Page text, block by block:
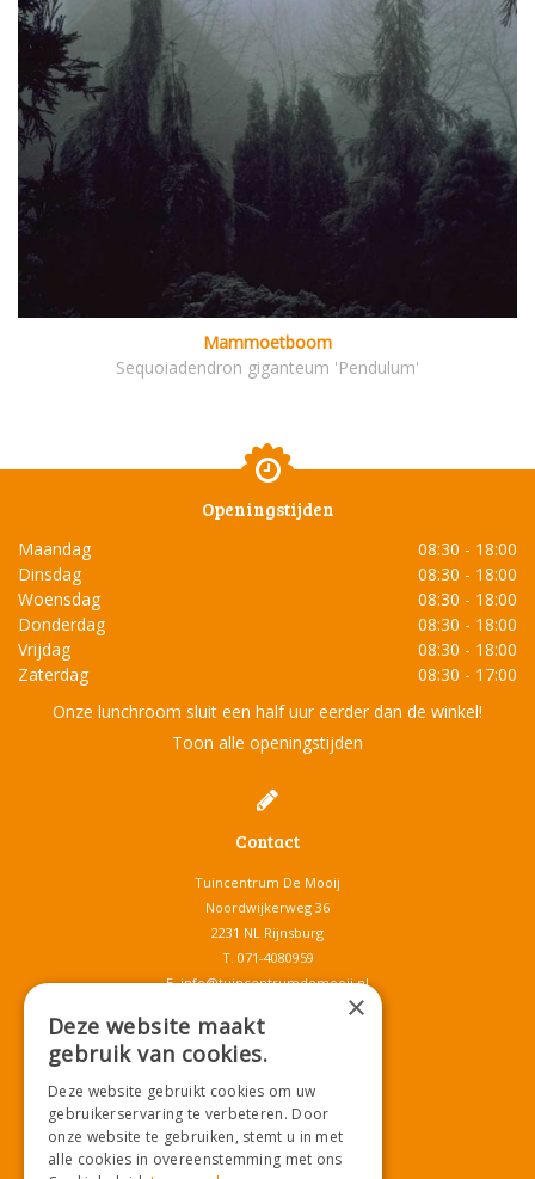
Mammoetboom
Sequoiadendron giganteum 'Pendulum'
Openingstijden
Maandag
08:30 - 18:00
Dinsdag
08:30 - 18:00
Woensdag
08:30 - 18:00
Donderdag
08:30 - 18:00
Vrijdag
08:30 - 18:00
Zaterdag
08:30 - 17:00
Onze lunchroom sluit een half uur eerder dan de winkel!
Toon alle openingstijden
Contact
Tuincentrum De Mooij
Noordwijkerweg 36
2231 NL Rijnsburg
T. 071-4080959
E.info@tuincentrumdemooij.nl
Download onze App!
×
Deze website maakt
gebruik van cookies.
Deze website gebruikt cookies om uw
gebruikerservaring te verbeteren. Door
onze website te gebruiken, stemt u in met
alle cookies in overeenstemming met ons